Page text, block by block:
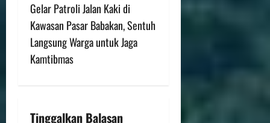
Gelar Patroli Jalan Kaki di
Kawasan Pasar Babakan, Sentuh
Langsung Warga untuk Jaga
Kamtibmas
Tinggalkan Balasan